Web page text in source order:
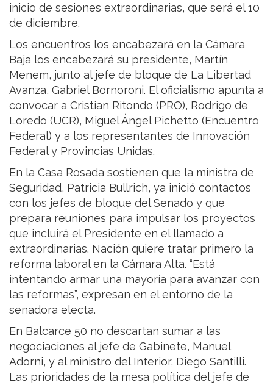
inicio de sesiones extraordinarias, que será el 10
de diciembre.
Los encuentros los encabezará en la Cámara
Baja los encabezará su presidente, Martín
Menem, junto al jefe de bloque de La Libertad
Avanza, Gabriel Bornoroni. El oficialismo apunta a
convocar a Cristian Ritondo (PRO), Rodrigo de
Loredo (UCR), Miguel Ángel Pichetto (Encuentro
Federal) y a los representantes de Innovación
Federal y Provincias Unidas.
En la Casa Rosada sostienen que la ministra de
Seguridad, Patricia Bullrich, ya inició contactos
con los jefes de bloque del Senado y que
prepara reuniones para impulsar los proyectos
que incluirá el Presidente en el llamado a
extraordinarias. Nación quiere tratar primero la
reforma laboral en la Cámara Alta. “Está
intentando armar una mayoría para avanzar con
las reformas”, expresan en el entorno de la
senadora electa.
En Balcarce 50 no descartan sumar a las
negociaciones al jefe de Gabinete, Manuel
Adorni, y al ministro del Interior, Diego Santilli.
Las prioridades de la mesa política del jefe de